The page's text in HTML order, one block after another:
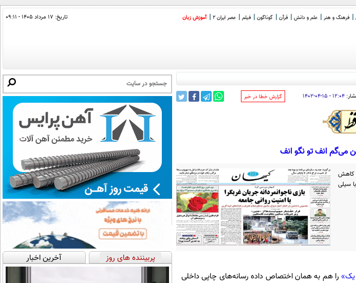
فرهنگ و هنر علم و دانش قرآن گوناگون فیلم عصر ایران 2 آموزش زبان تاریخ: ۱۷ مرداد ۱۴۰۵ - ۰۹:۱۱
۱۲:۰۴ - ۱۵-۰۴-۱۴۰۲ ‌گزارش خطا در خبر
می‌گم انف تو نگو انف
کاهش
سیلی
یک» را هم به همان اختصاص داده رسانه‌های چاپی داخلی
پربیننده های روز آخرین اخبار